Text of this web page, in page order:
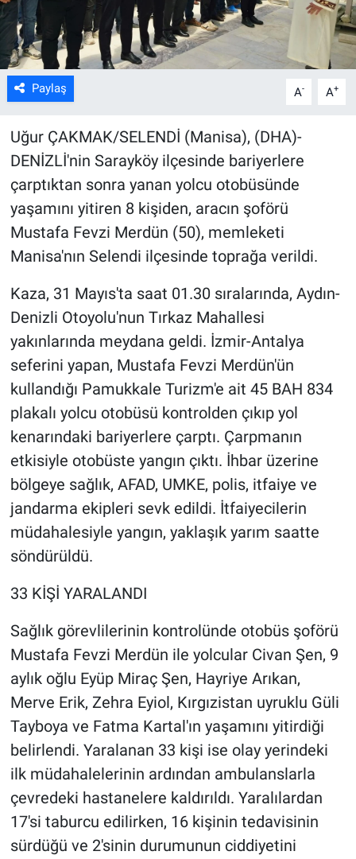
Paylaş A- A+
Uğur ÇAKMAK/SELENDİ (Manisa), (DHA)-
DENİZLİ'nin Sarayköy ilçesinde bariyerlere
çarptıktan sonra yanan yolcu otobüsünde
yaşamını yitiren 8 kişiden, aracın şoförü
Mustafa Fevzi Merdün (50), memleketi
Manisa'nın Selendi ilçesinde toprağa verildi.
Kaza, 31 Mayıs'ta saat 01.30 sıralarında, Aydın-
Denizli Otoyolu'nun Tırkaz Mahallesi
yakınlarında meydana geldi. İzmir-Antalya
seferini yapan, Mustafa Fevzi Merdün'ün
kullandığı Pamukkale Turizm'e ait 45 BAH 834
plakalı yolcu otobüsü kontrolden çıkıp yol
kenarındaki bariyerlere çarptı. Çarpmanın
etkisiyle otobüste yangın çıktı. İhbar üzerine
bölgeye sağlık, AFAD, UMKE, polis, itfaiye ve
jandarma ekipleri sevk edildi. İtfaiyecilerin
müdahalesiyle yangın, yaklaşık yarım saatte
söndürüldü.
33 KİŞİ YARALANDI
Sağlık görevlilerinin kontrolünde otobüs şoförü
Mustafa Fevzi Merdün ile yolcular Civan Şen, 9
aylık oğlu Eyüp Miraç Şen, Hayriye Arıkan,
Merve Erik, Zehra Eyiol, Kırgızistan uyruklu Güli
Tayboya ve Fatma Kartal'ın yaşamını yitirdiği
belirlendi. Yaralanan 33 kişi ise olay yerindeki
ilk müdahalelerinin ardından ambulanslarla
çevredeki hastanelere kaldırıldı. Yaralılardan
17'si taburcu edilirken, 16 kişinin tedavisinin
sürdüğü ve 2'sinin durumunun ciddiyetini
Bilim ve Teknoloji
Genel